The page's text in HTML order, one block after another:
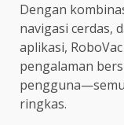
Dengan
navigasi cerdas,
aplikasi,
pengalaman
ringkas.